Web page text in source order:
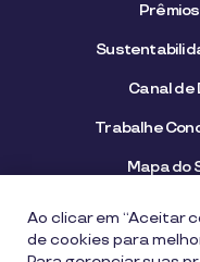
Canal de
Trabalhe
Mapa do
Ao clicar em “Aceitar
de cookies para